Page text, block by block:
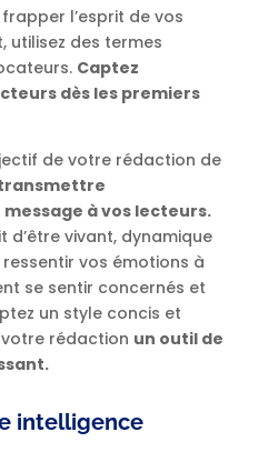
l’esprit de vos
utilisez des termes
Captez
dès les premiers
de votre rédaction de
à vos lecteurs.
d’être vivant, dynamique
vos émotions à
se sentir concernés et
un style concis et
rédaction un outil de
intelligence